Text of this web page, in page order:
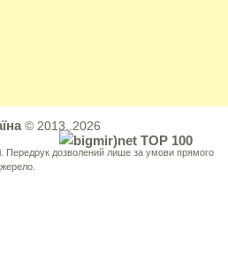
© 2013..2026
Передрук дозволений лише за умови прямого